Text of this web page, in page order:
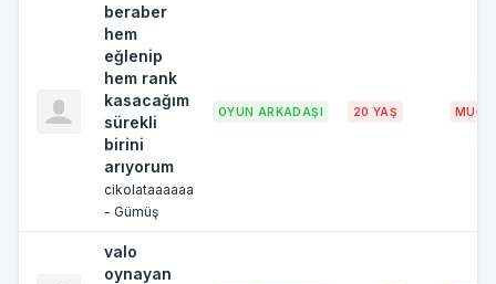
beraber
hem
eğlenip
hem rank
kasacağım
sürekli
birini
arıyorum
cikolataaaaaa
- Gümüş
OYUN ARKADAŞI 20 YAŞ
valo
oynayan